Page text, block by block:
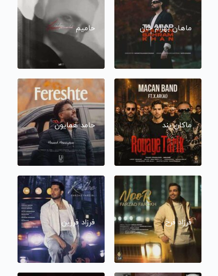
ماهان بهرام خان حامیم
ماکان بند حامد همایون
فرزاد فرخ فرزاد فرزین